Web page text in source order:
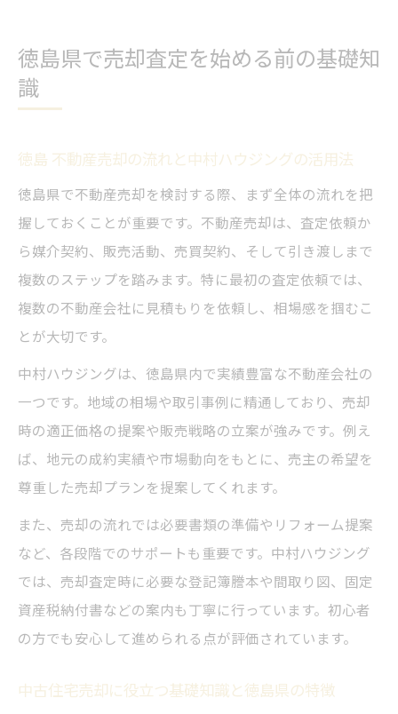
注意点
不動産売買で失敗しない中村ハウジングの
イント
売却査定額と徳島県相場の違いを知る
中村ハウジングで査定額と徳島県相場を比
較する方法
徳島 不動産ランキングと売却査定額の見極
め方
中古住宅の査定で重視すべき徳島県相場の
チェックポイント
徳島県家を売る際の査定額と市場価格の違
いに注目
徳島 不動産売却で損をしないための相場調
査術
中村ハウジングを活用した安心の売却体験
徳島 不動産売却で中村ハウジングが選ばれ
る理由
中古住宅売却における中村ハウジング利用
の体験談
徳島県家を売る際に中村ハウジングを活用
徳島県で売却査定を始める前の基礎知
識
徳島 不動産売却の流れと中村ハウジングの活用法
徳島県で不動産売却を検討する際、まず全体の流れを把
握しておくことが重要です。不動産売却は、査定依頼か
ら媒介契約、販売活動、売買契約、そして引き渡しまで
複数のステップを踏みます。特に最初の査定依頼では、
複数の不動産会社に見積もりを依頼し、相場感を掴むこ
とが大切です。
中村ハウジングは、徳島県内で実績豊富な不動産会社の
一つです。地域の相場や取引事例に精通しており、売却
時の適正価格の提案や販売戦略の立案が強みです。例え
ば、地元の成約実績や市場動向をもとに、売主の希望を
尊重した売却プランを提案してくれます。
また、売却の流れでは必要書類の準備やリフォーム提案
など、各段階でのサポートも重要です。中村ハウジング
では、売却査定時に必要な登記簿謄本や間取り図、固定
資産税納付書などの案内も丁寧に行っています。初心者
の方でも安心して進められる点が評価されています。
中古住宅売却に役立つ基礎知識と徳島県の特徴